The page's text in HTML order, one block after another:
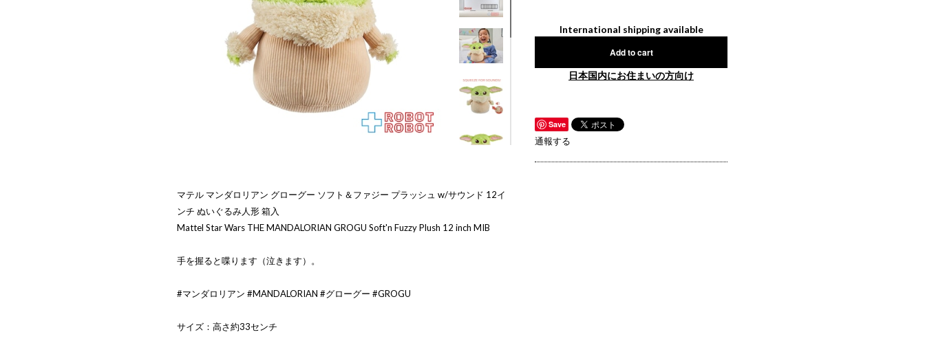
マテル マンダロリアン グローグー ソフト＆ファジー プラッシュ w/サウンド 12イ
ンチ ぬいぐるみ人形 箱入
Mattel Star Wars THE MANDALORIAN GROGU Soft'n Fuzzy Plush 12 inch MIB
手を握ると喋ります（泣きます）。
#マンダロリアン #MANDALORIAN #グローグー #GROGU
サイズ：高さ約33センチ
International shipping available
Add to cart
日本国内にお住まいの方向け
Save
通報する